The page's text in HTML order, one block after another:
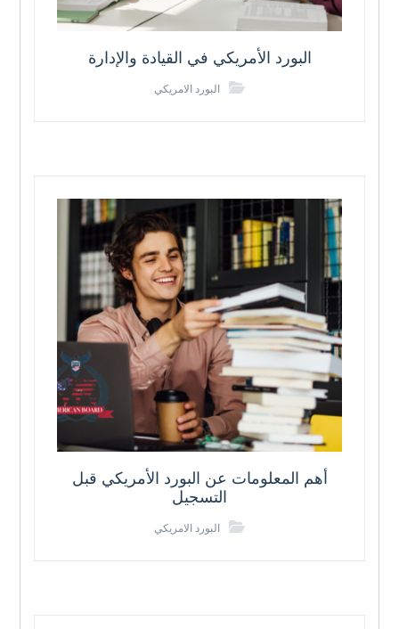
البورد الأمريكي في القيادة والإدارة
البورد الامريكي
أهم المعلومات عن البورد الأمريكي قبل
التسجيل
البورد الامريكي